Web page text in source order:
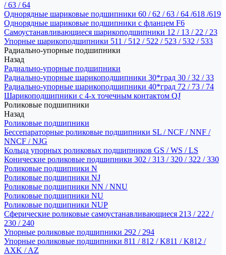
/ 63 / 64
Однорядные шариковые подшипники 60 / 62 / 63 / 64 /618 /619
Однорядные шариковые подшипники с фланцем F6
Самоустанавливающиеся шарикоподшипники 12 / 13 / 22 / 23
Упорные шарикоподшипники 511 / 512 / 522 / 523 / 532 / 533
Радиально-упорные подшипники
Назад
Радиально-упорные подшипники
Радиально-упорные шарикоподшипники 30*град 30 / 32 / 33
Радиально-упорные шарикоподшипники 40*град 72 / 73 / 74
Шарикоподшипники с 4-х точечным контактом QJ
Роликовые подшипники
Назад
Роликовые подшипники
Бессепараторные роликовые подшипники SL / NCF / NNF /
NNCF / NJG
Кольца упорных роликовых подшипников GS / WS / LS
Конические роликовые подшипники 302 / 313 / 320 / 322 / 330
Роликовые подшипники N
Роликовые подшипники NJ
Роликовые подшипники NN / NNU
Роликовые подшипники NU
Роликовые подшипники NUP
Сферические роликовые самоустанавливающиеся 213 / 222 /
230 / 240
Упорные роликовые подшипники 292 / 294
Упорные роликовые подшипники 811 / 812 / K811 / K812 /
AXK / AZ